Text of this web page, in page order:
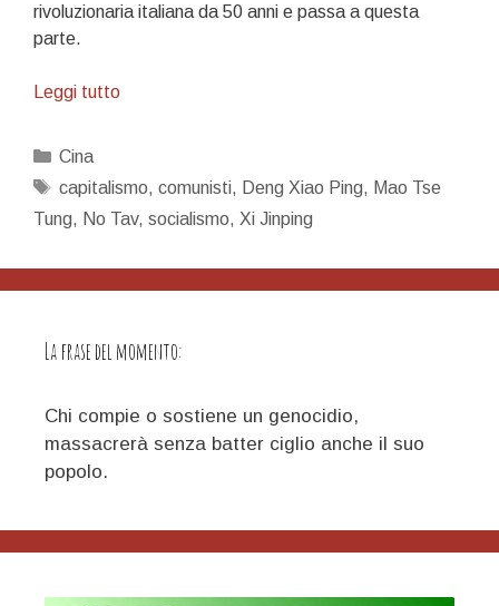
rivoluzionaria italiana da 50 anni e passa a questa
parte.
Leggi tuttoLe
culi
di
Categorie
Cina
Tag
capitalismo, comunisti, Deng Xiao Ping, Mao Tse
Tung, No Tav, socialismo, Xi Jinping
La frase del momento:
Chi compie o sostiene un genocidio,
massacrerà senza batter ciglio anche il suo
popolo.